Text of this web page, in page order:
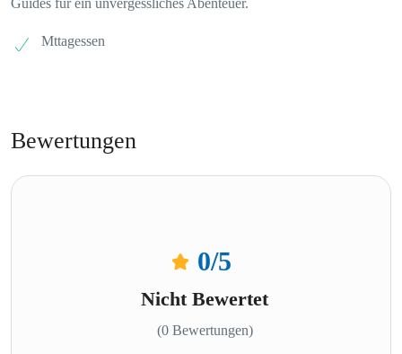
Guides für ein unvergessliches Abenteuer.
Mttagessen
Bewertungen
0/5
Nicht Bewertet
(0 Bewertungen)